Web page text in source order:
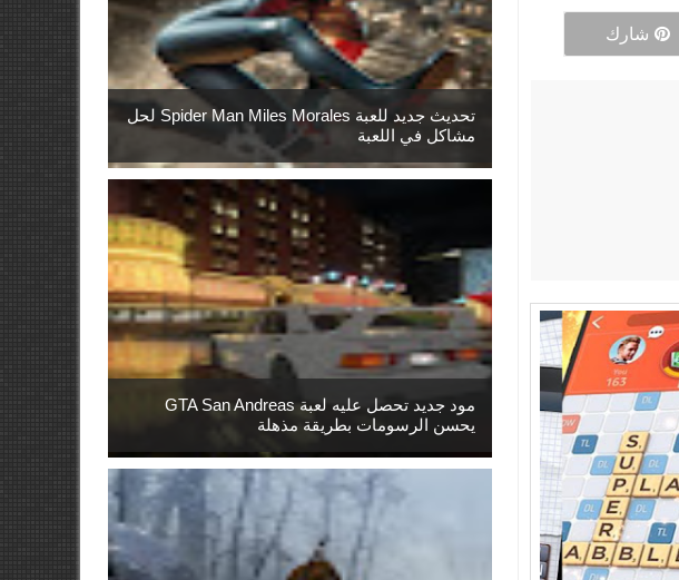
شارك
تحديث جديد للعبة Spider Man Miles Morales لحل
مشاكل في اللعبة
مود جديد تحصل عليه لعبة GTA San Andreas
يحسن الرسومات بطريقة مذهلة